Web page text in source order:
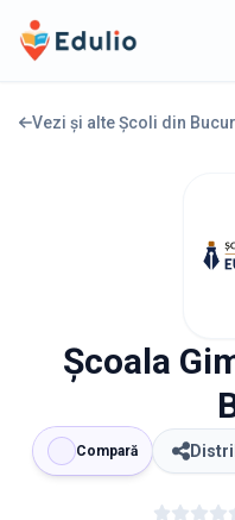
Edulio
Vezi și alte Școli din
Școala
Compară